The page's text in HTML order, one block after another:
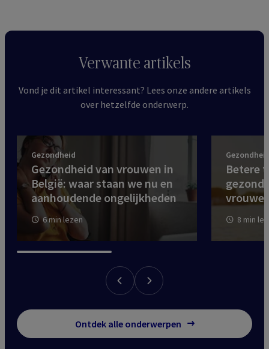
Verwante artikels
Vond je dit artikel interessant? Lees onze andere artikels
over hetzelfde onderwerp.
Gezondheid
Gezondheid van vrouwen in
België: waar staan we nu en
aanhoudende ongelijkheden
6 min lezen
Betere
8 min
Ontdek alle onderwerpen